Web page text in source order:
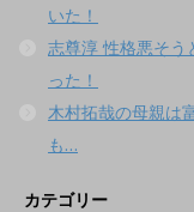
いた！
志尊淳 性格悪そう
った！
木村拓哉の母親は
も…
カテゴリー